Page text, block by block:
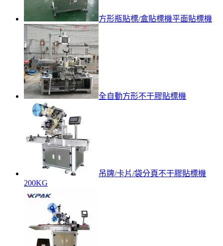
方形瓶貼標/盒貼標機平面貼標機
全自動方形不干膠貼標機
吊牌/卡片/袋分頁不干膠貼標機
200KG